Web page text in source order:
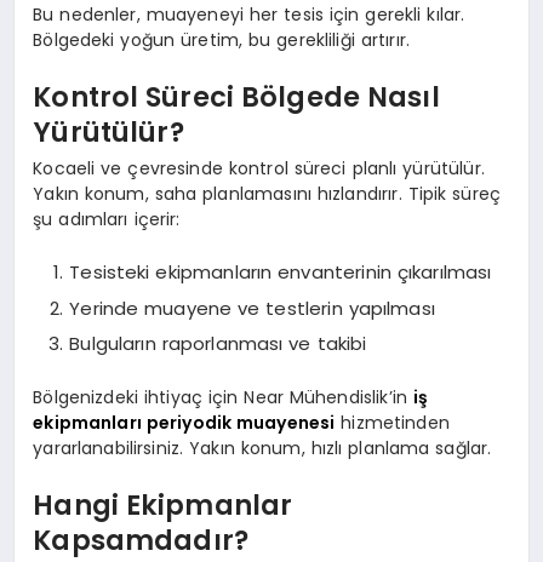
Bu nedenler, muayeneyi her tesis için gerekli kılar.
Bölgedeki yoğun üretim, bu gerekliliği artırır.
Kontrol Süreci Bölgede Nasıl
Yürütülür?
Kocaeli ve çevresinde kontrol süreci planlı yürütülür.
Yakın konum, saha planlamasını hızlandırır. Tipik süreç
şu adımları içerir:
Tesisteki ekipmanların envanterinin çıkarılması
Yerinde muayene ve testlerin yapılması
Bulguların raporlanması ve takibi
Bölgenizdeki ihtiyaç için Near Mühendislik’in iş
ekipmanları periyodik muayenesi hizmetinden
yararlanabilirsiniz. Yakın konum, hızlı planlama sağlar.
Hangi Ekipmanlar
Kapsamdadır?